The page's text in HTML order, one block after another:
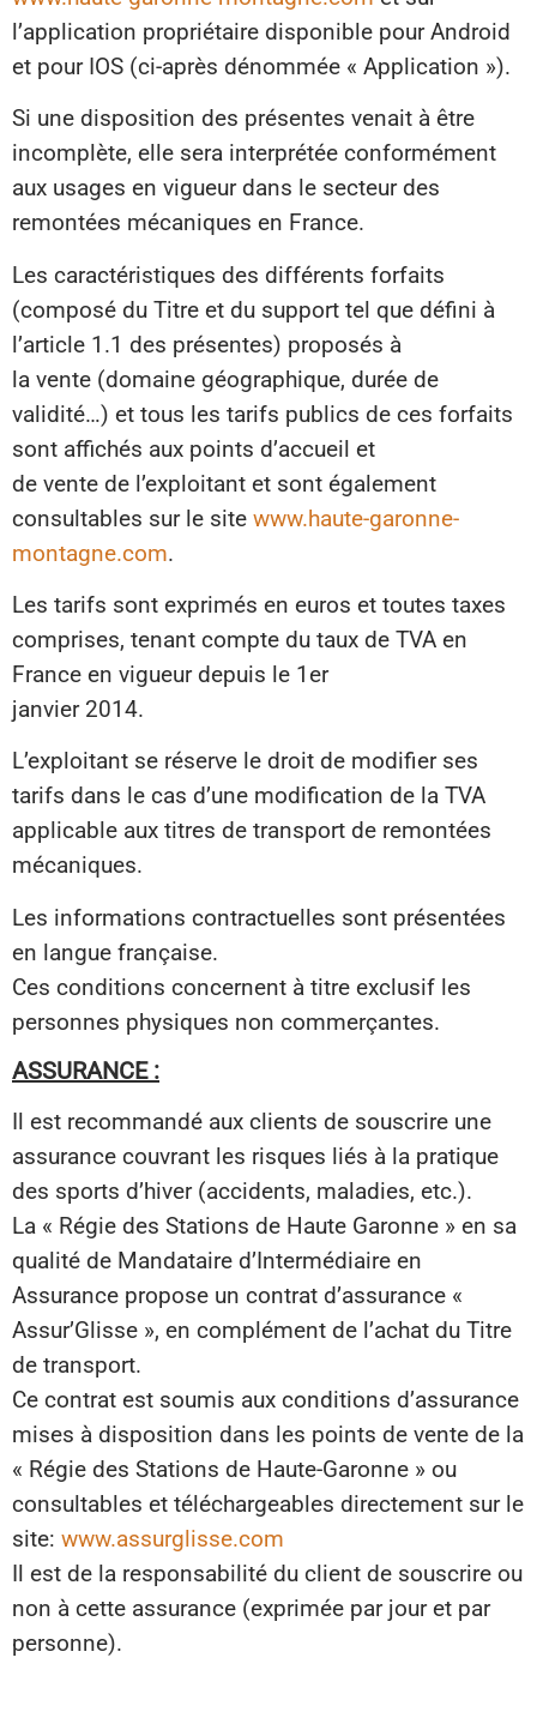
l’application propriétaire disponible pour Android
et pour IOS (ci-après dénommée « Application »).
Si une disposition des présentes venait à être
incomplète, elle sera interprétée conformément
aux usages en vigueur dans le secteur des
remontées mécaniques en France.
Les caractéristiques des différents forfaits
(composé du Titre et du support tel que défini à
l’article 1.1 des présentes) proposés à
la vente (domaine géographique, durée de
validité…) et tous les tarifs publics de ces forfaits
sont affichés aux points d’accueil et
de vente de l’exploitant et sont également
consultables sur le site www.haute-garonne-
montagne.com.
Les tarifs sont exprimés en euros et toutes taxes
comprises, tenant compte du taux de TVA en
France en vigueur depuis le 1er
janvier 2014.
L’exploitant se réserve le droit de modifier ses
tarifs dans le cas d’une modification de la TVA
applicable aux titres de transport de remontées
mécaniques.
Les informations contractuelles sont présentées
en langue française.
Ces conditions concernent à titre exclusif les
personnes physiques non commerçantes.
ASSURANCE :
Il est recommandé aux clients de souscrire une
assurance couvrant les risques liés à la pratique
des sports d’hiver (accidents, maladies, etc.).
La « Régie des Stations de Haute Garonne » en sa
qualité de Mandataire d’Intermédiaire en
Assurance propose un contrat d’assurance «
Assur’Glisse », en complément de l’achat du Titre
de transport.
Ce contrat est soumis aux conditions d’assurance
mises à disposition dans les points de vente de la
« Régie des Stations de Haute-Garonne » ou
consultables et téléchargeables directement sur le
site: www.assurglisse.com
Il est de la responsabilité du client de souscrire ou
non à cette assurance (exprimée par jour et par
personne).